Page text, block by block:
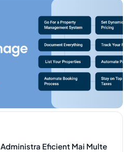
Administra Eficient Mai Multe